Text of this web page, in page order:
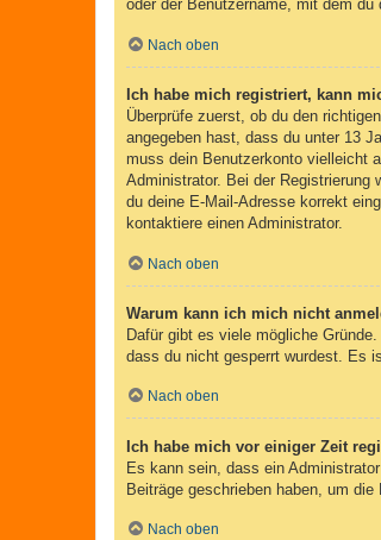
oder der Benutzername, mit dem
Nach oben
Ich habe mich registriert, kann
Überprüfe zuerst, ob du den
angegeben hast, dass du unter 13
muss dein Benutzerkonto vielleicht
Administrator. Bei der Registrierung
du deine E-Mail-Adresse korrekt
kontaktiere einen Administrator.
Nach oben
Warum kann ich mich nicht
Dafür gibt es viele mögliche
dass du nicht gesperrt wurdest. Es
Nach oben
Ich habe mich vor einiger Zeit
Es kann sein, dass ein
Beiträge geschrieben haben, um
Nach oben